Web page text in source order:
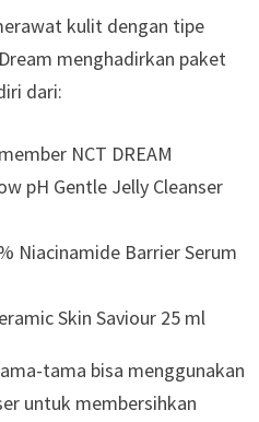
kulit dengan tipe
menghadirkan paket
dari:
NCT DREAM
pH Gentle Jelly Cleanser
Niacinamide Barrier Serum
Skin Saviour 25 ml
tama bisa menggunakan
untuk membersihkan